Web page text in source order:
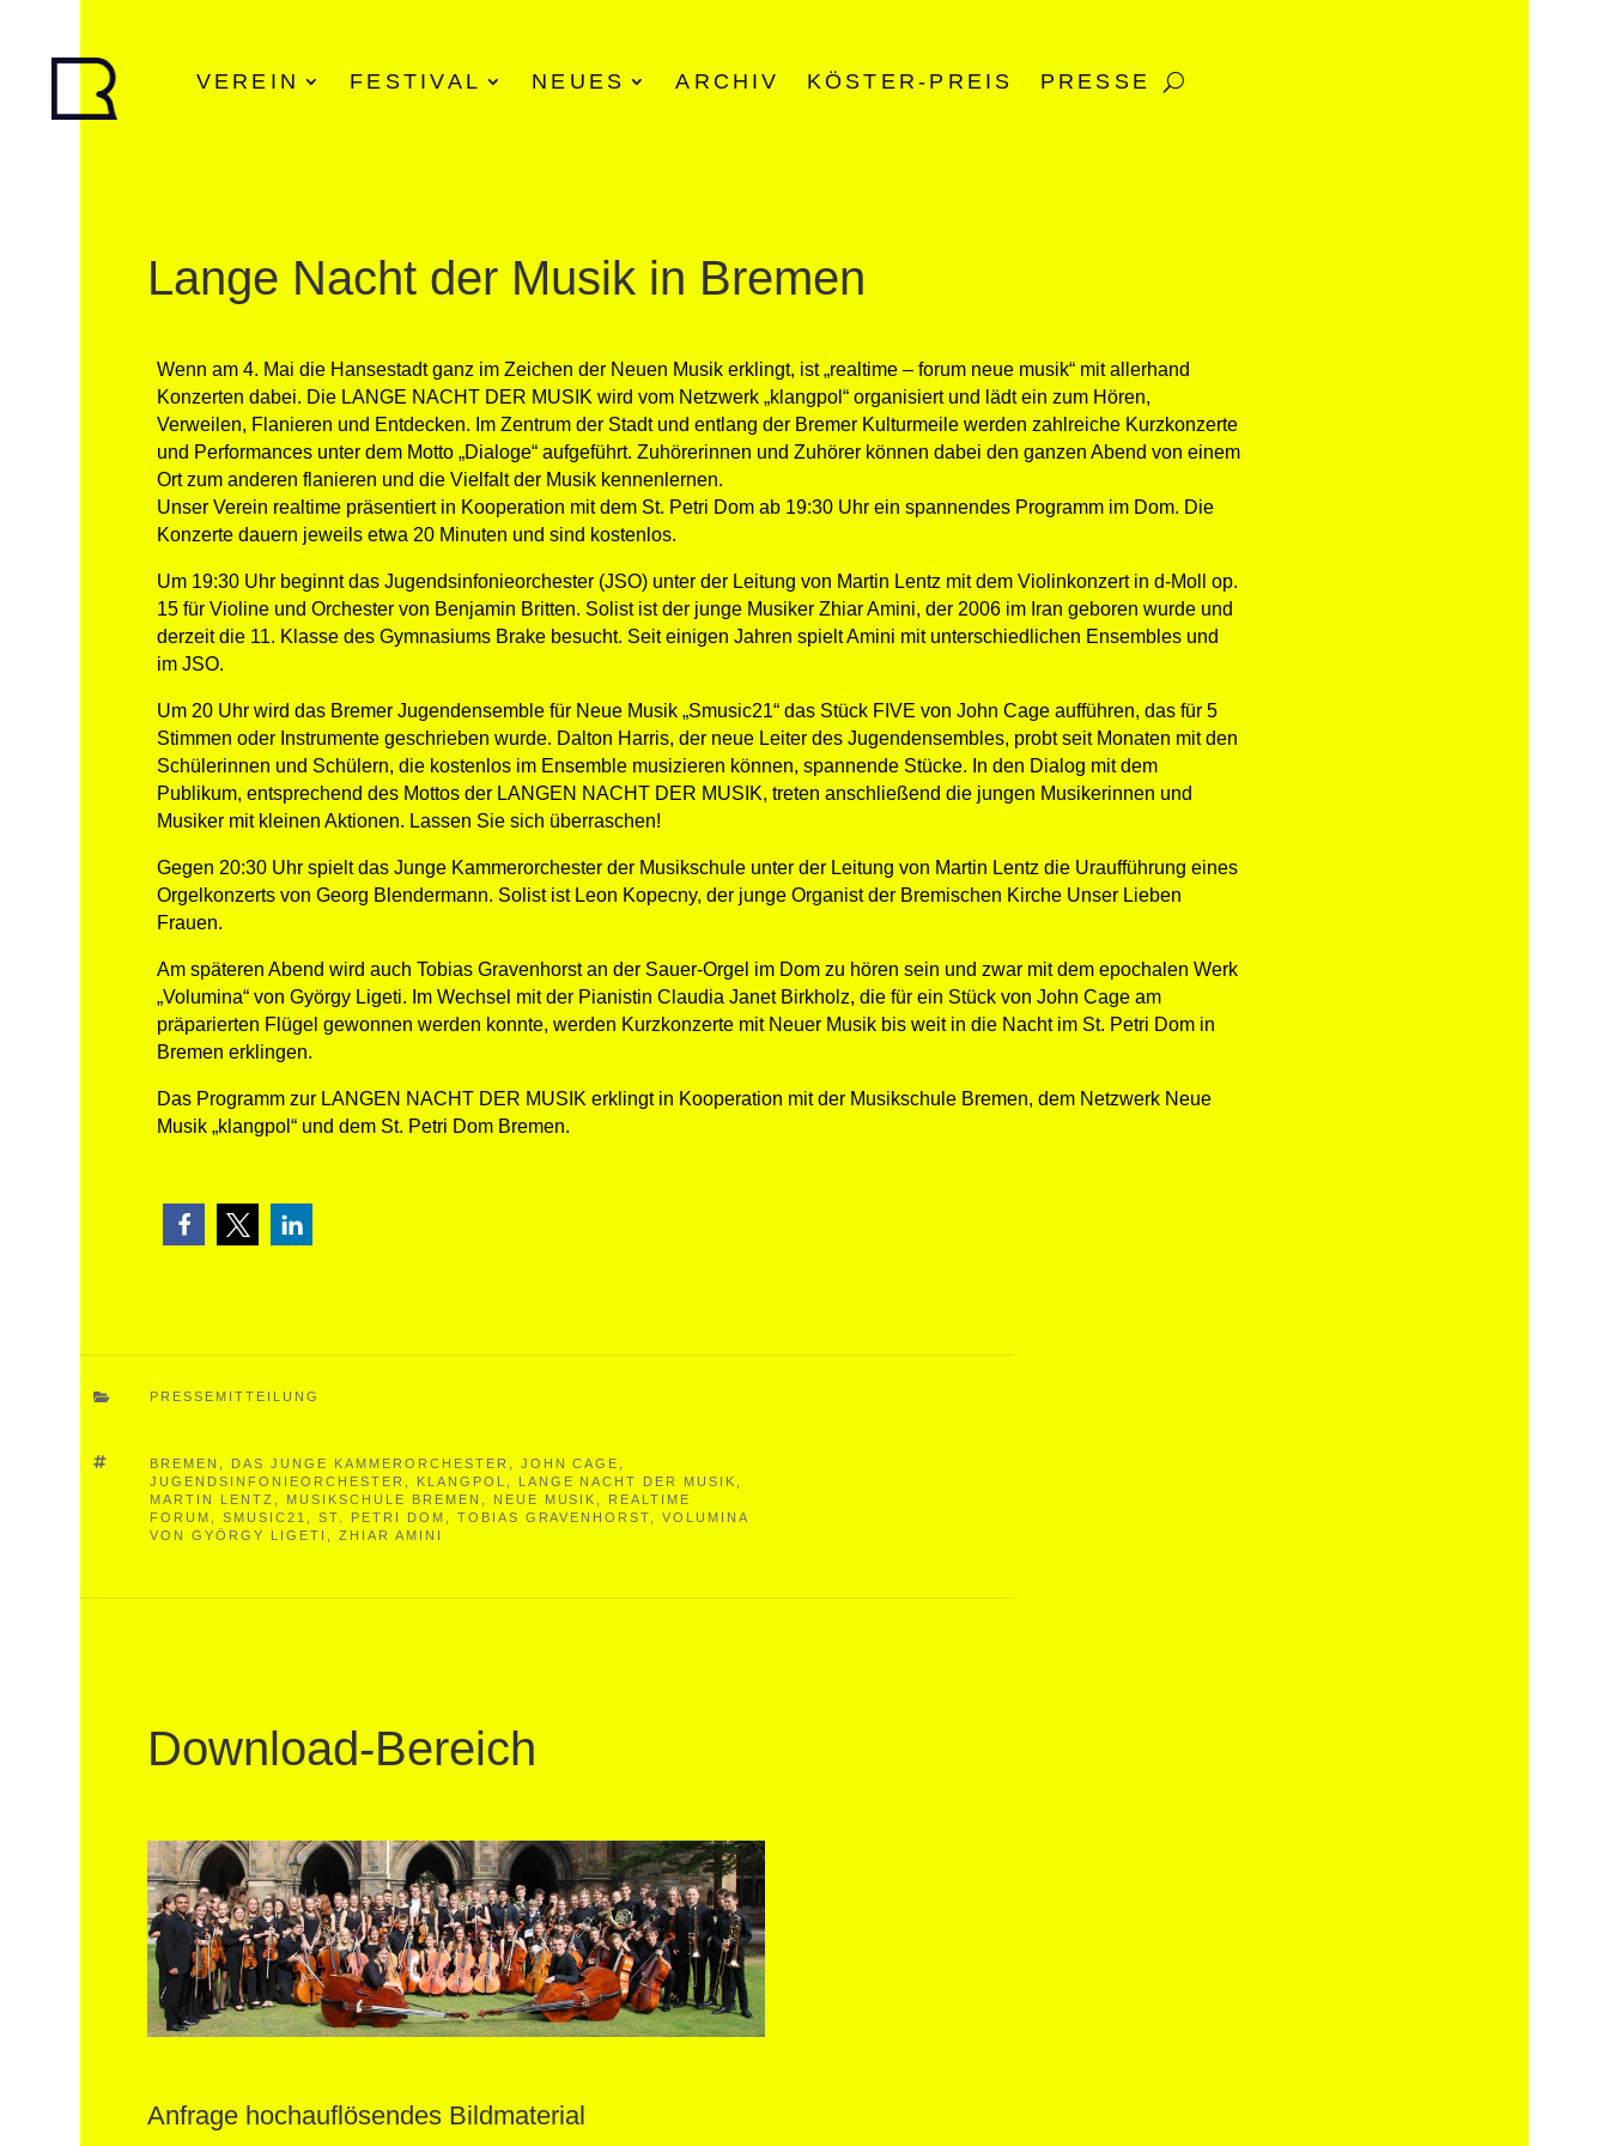
VEREIN FESTIVAL NEUES ARCHIV KÖSTER-PREIS PRESSE
Lange Nacht der Musik in Bremen
Wenn am 4. Mai die Hansestadt ganz im Zeichen der Neuen Musik erklingt, ist „realtime – forum neue musik“ mit allerhand
Konzerten dabei. Die LANGE NACHT DER MUSIK wird vom Netzwerk „klangpol“ organisiert und lädt ein zum Hören,
Verweilen, Flanieren und Entdecken. Im Zentrum der Stadt und entlang der Bremer Kulturmeile werden zahlreiche Kurzkonzerte
und Performances unter dem Motto „Dialoge“ aufgeführt. Zuhörerinnen und Zuhörer können dabei den ganzen Abend von einem
Ort zum anderen flanieren und die Vielfalt der Musik kennenlernen.
Unser Verein realtime präsentiert in Kooperation mit dem St. Petri Dom ab 19:30 Uhr ein spannendes Programm im Dom. Die
Konzerte dauern jeweils etwa 20 Minuten und sind kostenlos.
Um 19:30 Uhr beginnt das Jugendsinfonieorchester (JSO) unter der Leitung von Martin Lentz mit dem Violinkonzert in d-Moll op.
15 für Violine und Orchester von Benjamin Britten. Solist ist der junge Musiker Zhiar Amini, der 2006 im Iran geboren wurde und
derzeit die 11. Klasse des Gymnasiums Brake besucht. Seit einigen Jahren spielt Amini mit unterschiedlichen Ensembles und
im JSO.
Um 20 Uhr wird das Bremer Jugendensemble für Neue Musik „Smusic21“ das Stück FIVE von John Cage aufführen, das für 5
Stimmen oder Instrumente geschrieben wurde. Dalton Harris, der neue Leiter des Jugendensembles, probt seit Monaten mit den
Schülerinnen und Schülern, die kostenlos im Ensemble musizieren können, spannende Stücke. In den Dialog mit dem
Publikum, entsprechend des Mottos der LANGEN NACHT DER MUSIK, treten anschließend die jungen Musikerinnen und
Musiker mit kleinen Aktionen. Lassen Sie sich überraschen!
Gegen 20:30 Uhr spielt das Junge Kammerorchester der Musikschule unter der Leitung von Martin Lentz die Uraufführung eines
Orgelkonzerts von Georg Blendermann. Solist ist Leon Kopecny, der junge Organist der Bremischen Kirche Unser Lieben
Frauen.
Am späteren Abend wird auch Tobias Gravenhorst an der Sauer-Orgel im Dom zu hören sein und zwar mit dem epochalen Werk
„Volumina“ von György Ligeti. Im Wechsel mit der Pianistin Claudia Janet Birkholz, die für ein Stück von John Cage am
präparierten Flügel gewonnen werden konnte, werden Kurzkonzerte mit Neuer Musik bis weit in die Nacht im St. Petri Dom in
Bremen erklingen.
Das Programm zur LANGEN NACHT DER MUSIK erklingt in Kooperation mit der Musikschule Bremen, dem Netzwerk Neue
Musik „klangpol“ und dem St. Petri Dom Bremen.
 PRESSEMITTEILUNG
 BREMEN DAS JUNGE KAMMERORCHESTER JOHN CAGE
JUGENDSINFONIEORCHESTER
KLANGPOL LANGE NACHT DER MUSIK
MARTIN LENTZ
MUSIKSCHULE BREMEN NEUE MUSIK
REALTIME
FORUM
SMUSIC21 ST. PETRI DOM TOBIAS GRAVENHORST ,VOLUMINA
VON GYÖRGY LIGETI
ZHIAR AMINI
Download-Bereich
Anfrage hochauflösendes Bildmaterial